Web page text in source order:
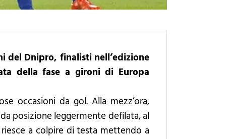
del Dnipro, finalisti nell’edizione
della fase a gironi di Europa
occasioni da gol. Alla mezz’ora,
posizione leggermente defilata, al
a colpire di testa mettendo a